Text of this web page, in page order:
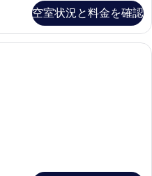
空室状況と料金を確認
セーフティボックス (室内)、デスク